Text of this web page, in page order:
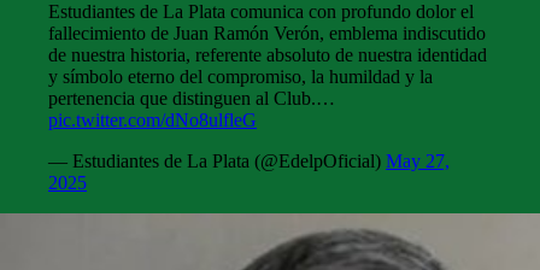
Estudiantes de La Plata comunica con profundo dolor el
fallecimiento de Juan Ramón Verón, emblema indiscutido
de nuestra historia, referente absoluto de nuestra identidad
y símbolo eterno del compromiso, la humildad y la
pertenencia que distinguen al Club.…
pic.twitter.com/dNo8ulfleG
— Estudiantes de La Plata (@EdelpOficial) May 27,
2025